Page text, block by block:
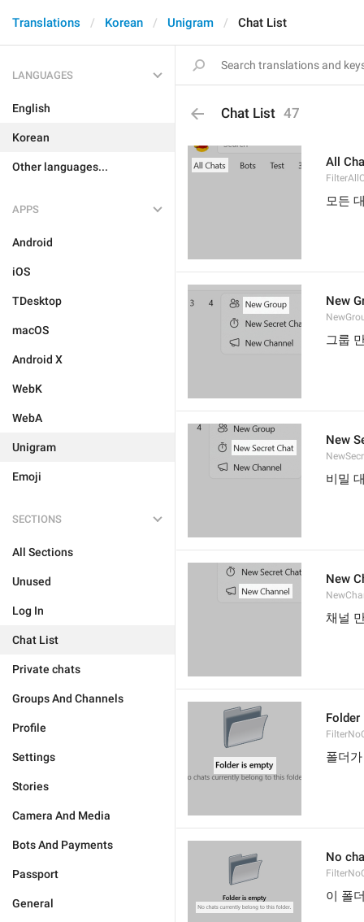
Translations Korean Unigram Chat List
LANGUAGES
English
Korean
Other languages...
APPS
Android
iOS
TDesktop
macOS
Android X
WebK
WebA
Unigram
Emoji
SECTIONS
All Sections
Unused
Log In
Chat List
Private chats
Groups And Channels
Profile
Settings
Stories
Camera And Media
Bots And Payments
Passport
General
Chat List 47
All
모든
New
그룹
New
비밀
New
채널
Folder
폴더
No
이 폴